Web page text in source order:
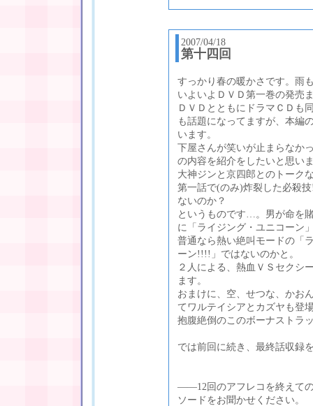
2007/04/18
第十四回
すっかり春の暖かさです。雨
いよいよＤＶＤ第一巻の発売
ＤＶＤとともにドラマＣＤも
も話題になってますが、本編
います。
下屋さんが笑いが止まらなか
の内容を紹介をしたいと思い
大神ジンと京四郎とのトーク
第一話で(のみ)炸裂した必殺
ないのか？
というものです…。男が命を
に「ライジング・ユニコーン
普通なら熱い絶叫モードの「
ーン!!!!」ではないのかと。
２人による、熱血ＶＳセクシ
ます。
おまけに、空、せつな、かお
てワルテイシアとカズヤも登
抱腹絶倒のこのボーナストラ
では前回に続き、最終話収録
――12回のアフレコを終えて
ソードをお聞かせください。